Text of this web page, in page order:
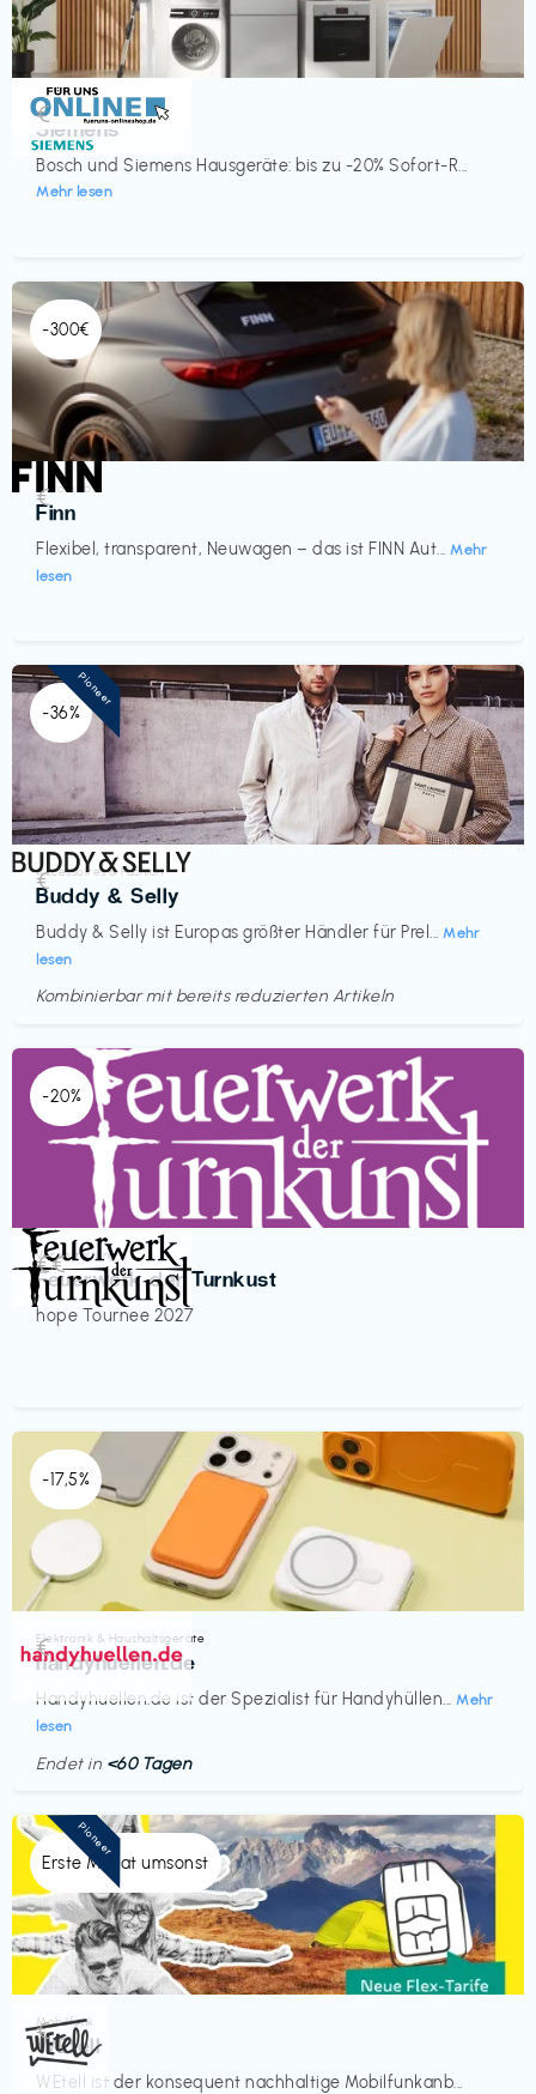
Küche & Haushalt
Siemens
Bosch und Siemens Hausgeräte: bis zu -20% Sofort-R...
Mehr lesen
€‎
-300€
Automobil
Finn
Flexibel, transparent, Neuwagen – das ist FINN Aut... Mehr
lesen
€‎
-36%
Accessoires & Fashion
Buddy & Selly
Buddy & Selly ist Europas größter Händler für Prel... Mehr
lesen
€‎
Kombinierbar mit bereits reduzierten Artikeln
Pioneer
-20%
Veranstaltung
Feuerwerk der Turnkust
hope Tournee 2027
€€‎
-17,5%
Elektronik & Haushaltsgeräte
handyhuellen.de
Handyhuellen.de ist der Spezialist für Handyhüllen... Mehr
lesen
€‎
Endet in <60 Tagen
Erste Monat umsonst
Mobilfunk
WEtell
WEtell ist der konsequent nachhaltige Mobilfunkanb...
€‎
Pioneer